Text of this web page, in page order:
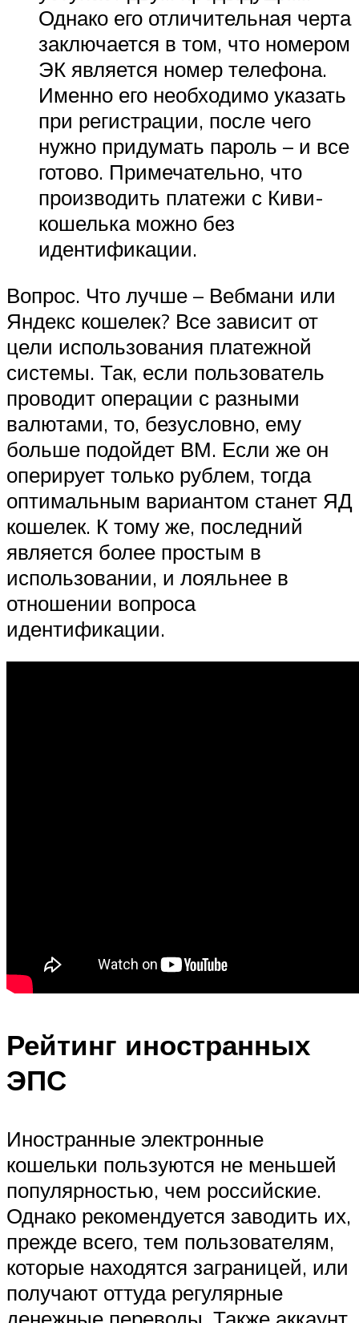
Однако его отличительная черта
заключается в том, что номером
ЭК является номер телефона.
Именно его необходимо указать
при регистрации, после чего
нужно придумать пароль – и все
готово. Примечательно, что
производить платежи с Киви-
кошелька можно без
идентификации.
Вопрос. Что лучше – Вебмани или
Яндекс кошелек? Все зависит от
цели использования платежной
системы. Так, если пользователь
проводит операции с разными
валютами, то, безусловно, ему
больше подойдет ВМ. Если же он
оперирует только рублем, тогда
оптимальным вариантом станет ЯД
кошелек. К тому же, последний
является более простым в
использовании, и лояльнее в
отношении вопроса
идентификации.
Рейтинг иностранных
ЭПС
Иностранные электронные
кошельки пользуются не меньшей
популярностью, чем российские.
Однако рекомендуется заводить их,
прежде всего, тем пользователям,
которые находятся заграницей, или
получают оттуда регулярные